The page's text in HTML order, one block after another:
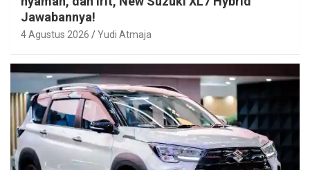
Jawabannya!
4 Agustus 2026 Yudi Atmaja